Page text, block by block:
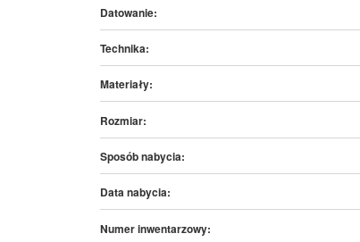
Datowanie:
Technika:
Materiały:
Rozmiar:
Sposób nabycia:
Data nabycia:
Numer inwentarzowy: